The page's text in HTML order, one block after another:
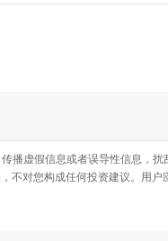
播虚假信息或者误导性信息，
不对您构成任何投资建议。用